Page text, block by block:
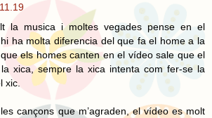
la musica i moltes vegades pense en el
ha molta diferencia del que fa el home a la
els homes canten en el vídeo sale que el
xica, sempre la xica intenta com fer-se la
xic.
cançons que m’agraden, el vídeo es molt